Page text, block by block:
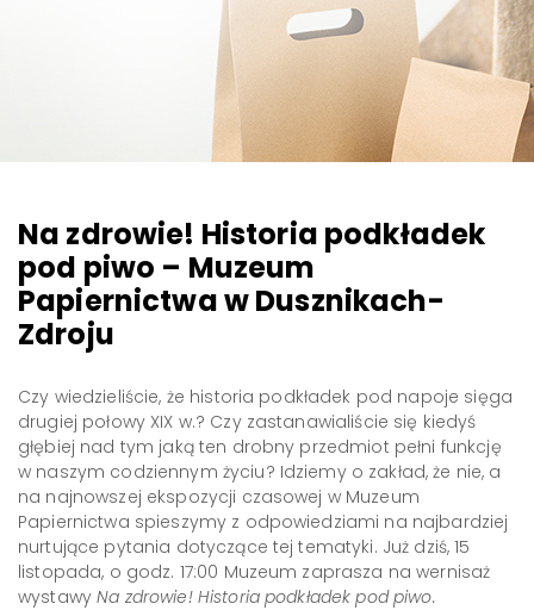
Na zdrowie! Historia podkładek
pod piwo – Muzeum
Papiernictwa w Dusznikach-
Zdroju
Czy wiedzieliście, że historia podkładek pod napoje sięga
drugiej połowy XIX w.? Czy zastanawialiście się kiedyś
głębiej nad tym jaką ten drobny przedmiot pełni funkcję
w naszym codziennym życiu? Idziemy o zakład, że nie, a
na najnowszej ekspozycji czasowej w Muzeum
Papiernictwa spieszymy z odpowiedziami na najbardziej
nurtujące pytania dotyczące tej tematyki. Już dziś, 15
listopada, o godz. 17:00 Muzeum zaprasza na wernisaż
wystawyNa zdrowie! Historia podkładek pod piwo.